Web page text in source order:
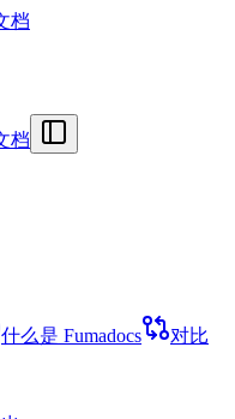
档
档
什么是 Fumadocs 对比